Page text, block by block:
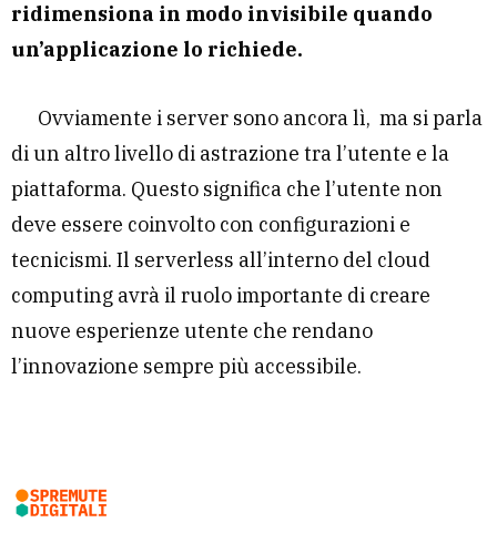
ridimensiona in modo invisibile quando
un’applicazione lo richiede.
Ovviamente i server sono ancora lì, ma si parla
di un altro livello di astrazione tra l’utente e la
piattaforma. Questo significa che l’utente non
deve essere coinvolto con configurazioni e
tecnicismi. Il serverless all’interno del cloud
computing avrà il ruolo importante di creare
nuove esperienze utente che rendano
l’innovazione sempre più accessibile.